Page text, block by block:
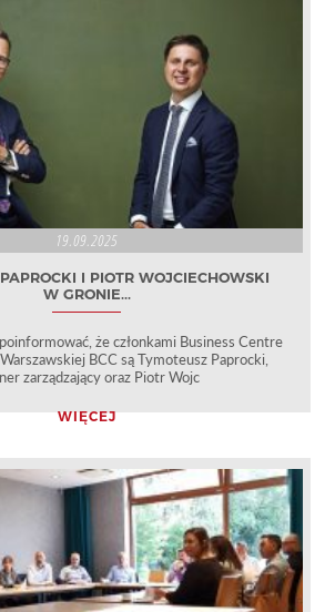
19.09.2025
I PIOTR WOJCIECHOWSKI
W GRONIE...
że członkami Business Centre
BCC są Tymoteusz Paprocki,
zarządzający oraz Piotr Wojc
WIĘCEJ